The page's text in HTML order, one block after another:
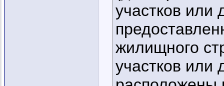
участков или
жилищного
участков или